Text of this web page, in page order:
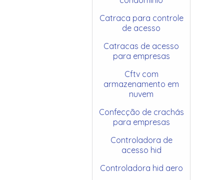
Catraca para controle
de acesso
Catracas de acesso
para empresas
Cftv com
armazenamento em
nuvem
Confecção de crachás
para empresas
Controladora de
acesso hid
Controladora hid aero